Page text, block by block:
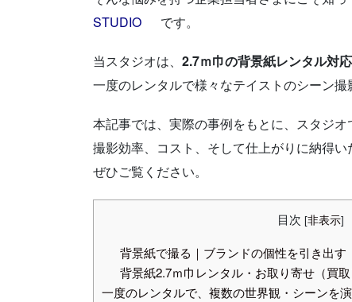
STUDIO
です。
当スタジオは、 2.7ｍ巾の背景紙レンタル対応
一度のレンタルで様々なテイストのシーン撮
本記事では、実際の事例をもとに、スタジ
撮影効率、コスト、そして仕上がりに納得い
ぜひご覧ください。
目次 [非表示]
背景紙で撮る｜ブランドの個性を引き出す
背景紙2.7ｍ巾レンタル・お取り寄せ（買
一度のレンタルで、複数の世界観・シーンを演